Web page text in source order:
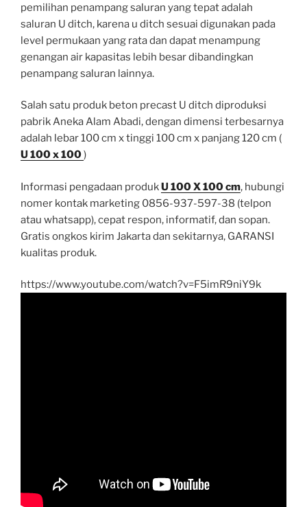
pemilihan penampang saluran yang tepat adalah
saluran U ditch, karena u ditch sesuai digunakan pada
level permukaan yang rata dan dapat menampung
genangan air kapasitas lebih besar dibandingkan
penampang saluran lainnya.
Salah satu produk beton precast U ditch diproduksi
pabrik Aneka Alam Abadi, dengan dimensi terbesarnya
adalah lebar 100 cm x tinggi 100 cm x panjang 120 cm (
U 100 x 100)
Informasi pengadaan produkU 100 X 100 cm, hubungi
nomer kontak marketing 0856-937-597-38 (telpon
atau whatsapp), cepat respon, informatif, dan sopan.
Gratis ongkos kirim Jakarta dan sekitarnya, GARANSI
kualitas produk.
https://www.youtube.com/watch?v=F5imR9niY9k